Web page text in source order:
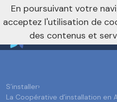
Je m’abonne à la newsletter
nivo_2026: 1
S’installer›
La Coopérative d’installation en
En poursuivant votre
acceptez l'utilisation de
des contenus et